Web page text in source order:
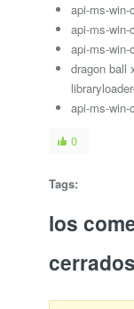
api-ms-win-
api-ms-win-
api-ms-win-
dragon ball
api-ms-win-
0
Tags:
los
cerrados